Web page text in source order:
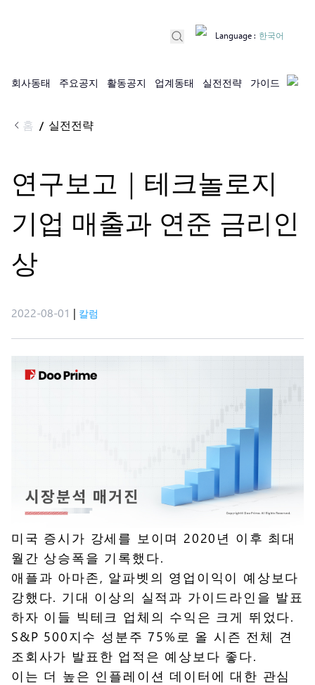
회사동태 주요공지 활동공지 업계동태 실전전략 가이드
Language : 한국어
홈 / 실전전략
연구보고｜테크놀로지
기업 매출과 연준 금리인
상
2022-08-01 | 칼럼
미국 증시가 강세를 보이며 2020년 이후 최대
월간 상승폭을 기록했다.
애플과 아마존, 알파벳의 영업이익이 예상보다
강했다. 기대 이상의 실적과 가이드라인을 발표
하자 이들 빅테크 업체의 수익은 크게 뛰었다.
S&P 500지수 성분주 75%로 올 시즌 전체 견
조회사가 발표한 업적은 예상보다 좋다.
이는 더 높은 인플레이션 데이터에 대한 관심